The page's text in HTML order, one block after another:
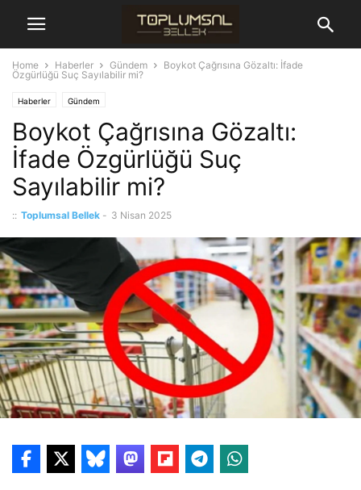
Home Haberler Gündem
Boykot Çağrısına Gözaltı: İfade
Özgürlüğü Suç Sayılabilir mi?
Haberler Gündem
Boykot Çağrısına Gözaltı:
İfade Özgürlüğü Suç
Sayılabilir mi?
:: Toplumsal Bellek - 3 Nisan 2025